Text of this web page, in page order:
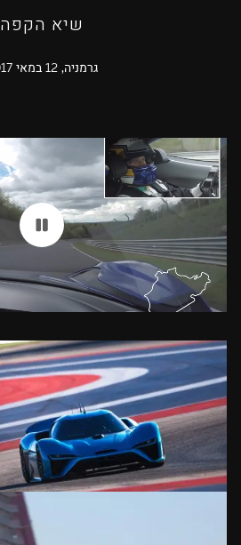
שיא הקפה
גרמניה, 12 במאי 2017